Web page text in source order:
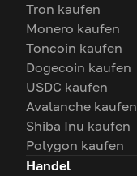
Tron kaufen
Monero kaufen
Toncoin kaufen
Dogecoin kaufen
USDC kaufen
Avalanche kaufen
Shiba Inu kaufen
Polygon kaufen
Handel